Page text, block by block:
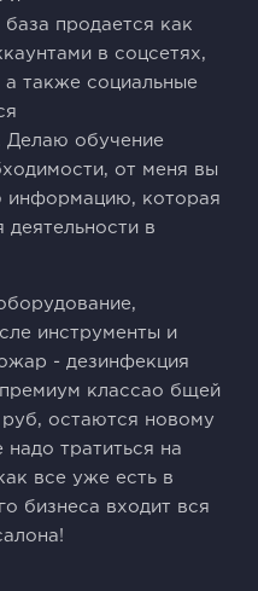
продается как
в соцсетях,
также социальные
Делаю обучение
от меня вы
информацию, которая
деятельности в
инструменты и
- дезинфекция
классао бщей
остаются новому
тратиться на
все уже есть в
бизнеса входит вся